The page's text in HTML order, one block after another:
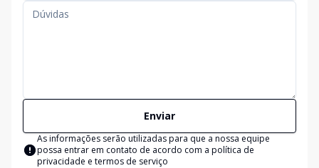
Enviar
As informações serão utilizadas para que a nossa equipe
possa entrar em contato de acordo com a política de
privacidade e termos de serviço